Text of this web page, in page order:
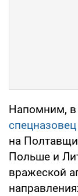
Напомним, в
на
Польше и
вражеской